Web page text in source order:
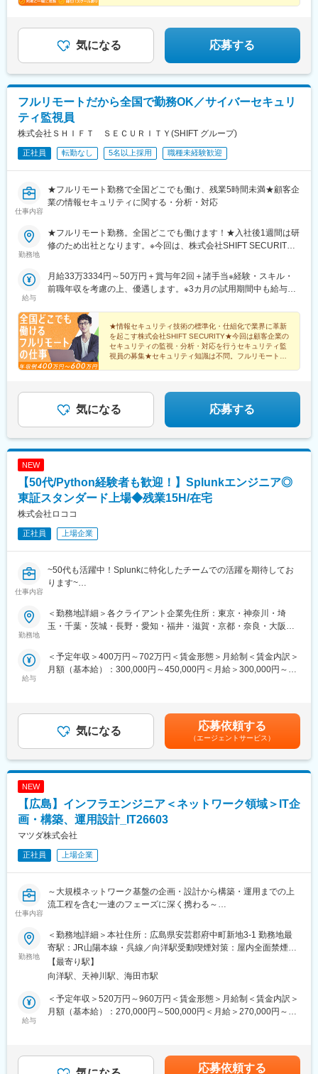
駅、立川南駅、北１２条駅、仙台駅(地下鉄)、日吉町駅、新浜松
交通)、西川緑道公園駅、本通駅、旦過駅、桜町駅(長崎県)、九品
寺交差点駅、市役所前駅(愛媛県)、甲東中学校前駅、淡路町駅、溜
池山王駅、東池袋四丁目駅、西武新宿駅、六本木一丁目駅、日比
駅、芝公園駅、田原町駅(東京都)、浅草橋駅、西大島駅、岩本町
駅、築地市場駅、神奈川駅、京急川崎駅、栄町駅(千葉県)、大阪難
波駅、東淀川駅、扇町駅(大阪府)、西新町駅、西大路三条駅、東向
日駅、平安通駅、大須観音駅、中洲川端駅、西鉄福岡駅、二本木
口駅、スタジアムシティノース駅、七ツ屋駅、足羽山公園口駅、
横川一丁目駅、袋町駅、バスセンター前駅、片原町駅(香川県)、高
知橋駅
気になる 応募する
フルリモートだから全国で勤務OK／サイバーセキュリ
ティ監視員
株式会社ＳＨＩＦＴ ＳＥＣＵＲＩＴＹ(SHIFT グループ)
正社員 転勤なし 5名以上採用 職種未経験歓迎
仕事内容
★フルリモート勤務で全国どこでも働け、残業5時間未満★顧客企
業の情報セキュリティに関する・分析・対応
勤務地
★フルリモート勤務。全国どこでも働けます！★入社後1週間は研
修のため出社となります。※今回は、株式会社SHIFT SECURITY
なります。※入社後の集合研修（1週間）は下記、株式会社クラフ
本社で行います。（交通費、宿泊代は全額会社支給）※年に数回は
宮崎本社に出社する可能性があります。会社イベント、どうして
給）（在籍出向先）・企業名：株式会社クラフ・勤務地：全国ど
こでもOK。年に数回下記本社への出社の機会あり （住
所）宮崎県宮崎市老松2-2-22 JR宮交ツインビルオフィス10階
（JR宮崎駅西口より徒歩1分）※経歴やスキルによっては、より充
実した研修のため、株式会社クラフ（宮崎）での就業を打診する
社クラフ本社】◆宮崎県宮崎市老松2-2-22 JR宮交ツインビルオフ
ィス10階（アクセス）・JR日豊本線線「宮崎駅」西口より徒歩１
給与
月給33万3334円～50万円＋賞与年2回＋諸手当※経験・スキル・
前職年収を考慮の上、優遇します。※3カ月の試用期間中も給与は
残業時間は・月給33万3334円の場合→8万6800円（45時間分）・
月給50万円の場合→9万5000円（30時間分）※みなし残業代は残
業の有無に関わらず支払われ、超過分は別途全額支給します。
【初年度年収例】450万円～600万円
★情報セキュリティ技術の標準化・仕組化で業界に革新
を起こす株式会社SHIFT SECURITY★今回は顧客企業の
セキュリティの監視・分析・対応を行うセキュリティ監
視員の募集★セキュリティ知識は不問。フルリモート勤
気になる 応募する
NEW
【50代/Python経験者も歓迎！】Splunkエンジニア◎
東証スタンダード上場◆残業15H/在宅
株式会社ロココ
正社員 上場企業
仕事内容
~50代も活躍中！Splunkに特化したチームでの活躍を期待してお
ります~
●東証スタンダード上場！Splunk未経験でもPythonのご経験があ
れば歓迎
のための取り組みも多数。
●「最大年間60万の資格手当/年休128日/残業10時間程度」で働き
【Splunk】に特化したセキュリティエンジニアを募集いたしま
す。
具体的には下記をお任せいたします
・統合ログ管理プラットフォーム構築保守
・Splunkを使用し構築や運用、監視業務
■業務内容詳細：
・Splunk環境の構築／設定
・収集したITデータの集計／分析
・その他付随する作業
・ログの解析、監視
★Splunkとは？
アメリカ合衆国カリフォルニア州サンフランシスコに本社を置
き、サーチ、分析、ビッグデータの分析などのソフトウェアを扱
からログやデータを収集し、リアルタイムに検索・分析すること
で、重大なリスクや脅威が大規模なインシデントに発展する前に
問題を検出する技術です
チーム単位でのアサイン体制だけでなく、定期的な全社総会（参
加自由、ホテルを貸し切って行います）を実施しております！
■当社について：
勤務地
＜勤務地詳細＞各クライアント企業先住所：東京・神奈川・埼
玉・千葉・茨城・長野・愛知・福井・滋賀・京都・奈良・大阪・
の範囲：会社の定める事業所
給与
＜予定年収＞400万円～702万円＜賃金形態＞月給制＜賃金内訳＞
月額（基本給）：300,000円～450,000円＜月給＞300,000円～
賃金はあくまでも目安の金額であり、選考を通じて上下する可能
性があります。月給(月額)は固定手当を含めた表記です。
気になる 応募依頼する
（エージェントサービス）
NEW
【広島】インフラエンジニア＜ネットワーク領域＞IT企
画・構築、運用設計_IT26603
マツダ株式会社
正社員 上場企業
仕事内容
～大規模ネットワーク基盤の企画・設計から構築・運用までの上
流工程を含む一連のフェーズに深く携わる～
■募集背景
100年に一度の変革期を迎える自動車業界において、マツダでは
莫大な顧客データ・車載データを有効活用するため、新規システ
ムの開発および、既存システムの見直し・再構築への取り組みを
強化しております。
日々高度化するセキュリティ脅威のなか、マツダの成長を支える
ため"セキュアなインフラが最強の安定基盤である"ということを目
指し、従来のインフラ運用に加え、設計段階からセキュリティを
今回ご入社をいただく方には高品質で安定したネットワーク基盤
の提供とともに、高度化するサイバー攻撃からマツダ資産を守る
勤務地
＜勤務地詳細＞本社住所：広島県安芸郡府中町新地3-1 勤務地最
寄駅：JR山陽本線・呉線／向洋駅受動喫煙対策：屋内全面禁煙変
更の範囲：将来的に国内・海外事業所への異動の可能性あり
【最寄り駅】
向洋駅、天神川駅、海田市駅
給与
＜予定年収＞520万円～960万円＜賃金形態＞月給制＜賃金内訳＞
月額（基本給）：270,000円～500,000円＜月給＞270,000円～
金額であり、選考を通じて上下する可能性があります。月給(月額)
応募依頼する